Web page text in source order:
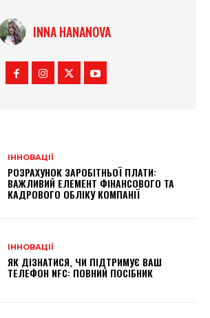
INNA HANANOVA
ІННОВАЦІЇ
РОЗРАХУНОК ЗАРОБІТНЬОЇ ПЛАТИ:
ВАЖЛИВИЙ ЕЛЕМЕНТ ФІНАНСОВОГО ТА
КАДРОВОГО ОБЛІКУ КОМПАНІЇ
ІННОВАЦІЇ
ЯК ДІЗНАТИСЯ, ЧИ ПІДТРИМУЄ ВАШ
ТЕЛЕФОН NFC: ПОВНИЙ ПОСІБНИК